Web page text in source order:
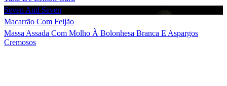
Seven And Seven
Macarrão Com Feijão
Massa Assada Com Molho À Bolonhesa Branca E Aspargos
Cremosos